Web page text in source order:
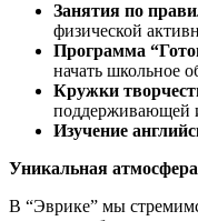
Занятия по
физической
Программа
начать школьное
Кружки
поддерживающей
Изучение
Уникальная
В “Эврике” мы